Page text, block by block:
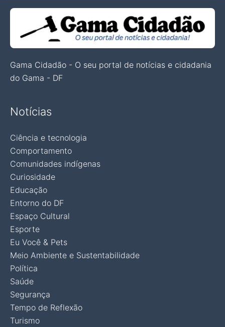
Gama Cidadão - O seu portal de notícias e cidadania
do Gama - DF
Notícias
Ciência e tecnologia
Comportamento
Comunidades indígenas
Curiosidade
Educação
Entorno do DF
Espaço Cultural
Esporte
Eu Você & Pets
Meio Ambiente e Sustentabilidade
Política
Saúde
Segurança
Tempo de Reflexão
Turismo